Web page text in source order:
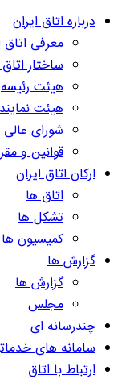
درباره اتاق ایران
معرفی اتاق
ساختار اتاق
هیئت رئیسه
هیئت
شورای
قوانین و
ارکان اتاق ایران
اتاق ها
تشکل ها
کمیسیون ها
گزارش ها
گزارش ها
مجلس
چندرسانه ای
سامانه های
ارتباط با اتاق